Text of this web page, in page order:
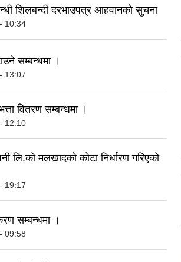
शिलबन्दी दरभाउपत्र आहवानकाे सुचना
10:34
सम्बन्धमा ।
13:07
वितरण सम्बन्धमा ।
12:10
लि.को मलखादको कोटा निर्धारण गरिएको
19:17
सम्बन्धमा ।
09:58